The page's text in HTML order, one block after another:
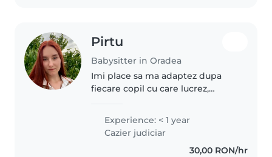
Pirtu
Babysitter in Oradea
Imi place sa ma adaptez dupa
fiecare copil cu care lucrez,
relatie de incredere cu el. Am
studii necesare si practica pentru
a implica copilul in activitati..
Experience: < 1 year
Cazier judiciar
30,00 RON/hr